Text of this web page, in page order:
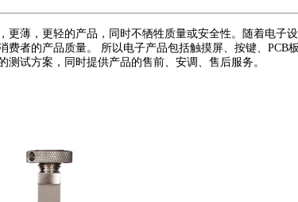
薄，更轻的产品，同时不牺牲质量或安全性。随着电子
者的产品质量。 所以电子产品包括触摸屏、按键、PCB
试方案，同时提供产品的售前、安调、售后服务。